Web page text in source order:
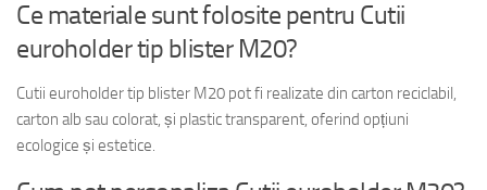
Ce materiale sunt folosite pentru Cutii
euroholder tip blister M20?
Cutii euroholder tip blister M20 pot fi realizate din carton reciclabil,
carton alb sau colorat, și plastic transparent, oferind opțiuni
ecologice și estetice.